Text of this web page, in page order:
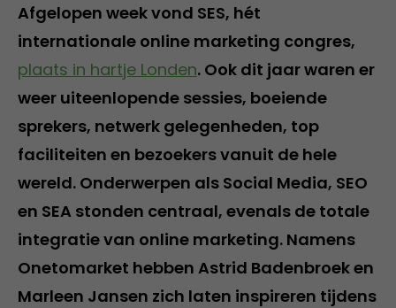
Afgelopen week vond SES, hét
internationale online marketing congres,
plaats in hartje Londen. Ook dit jaar waren er
weer uiteenlopende sessies, boeiende
sprekers, netwerk gelegenheden, top
faciliteiten en bezoekers vanuit de hele
wereld. Onderwerpen als Social Media, SEO
en SEA stonden centraal, evenals de totale
integratie van online marketing. Namens
Onetomarket hebben Astrid Badenbroek en
Marleen Jansen zich laten inspireren tijdens